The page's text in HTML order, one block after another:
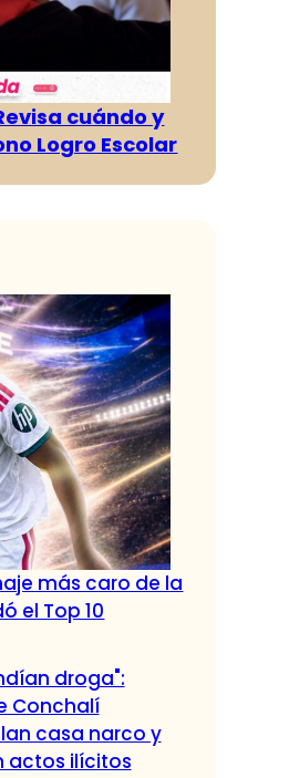
cuándo y
Logro Escolar
más caro de la
el Top 10
droga":
Conchalí
casa narco y
actos ilícitos